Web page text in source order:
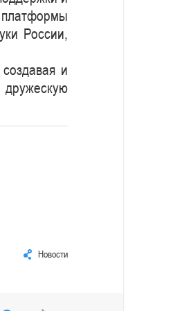
платформы
России,
и
Новости